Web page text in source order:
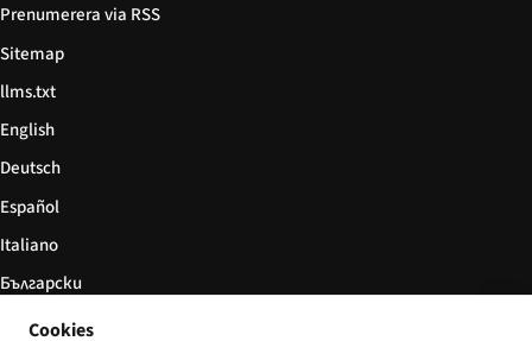
Prenumerera via RSS
Sitemap
llms.txt
English
Deutsch
Español
Italiano
Български
简体中文
Cookies